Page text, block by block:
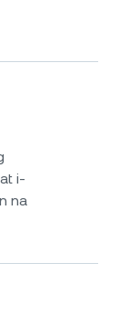
i-
na